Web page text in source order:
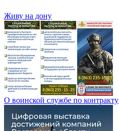
Живу на дону
О воинской службе по контракту